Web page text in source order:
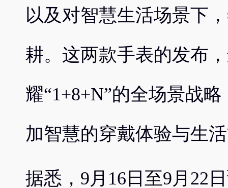
以及对智慧生活场景下
耕。这两款手表的发布
耀“1+8+N”的全场景战
加智慧的穿戴体验与生
据悉，9月16日至9月22